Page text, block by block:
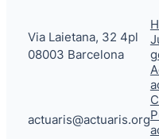
Via Laietana, 32 4pl
08003 Barcelona
actuaris@actuaris.org